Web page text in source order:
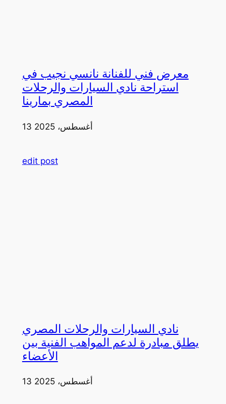
معرض فني للفنانة نانسي نجيب في
استراحة نادي السيارات والرحلات
المصري بمارينا
13 أغسطس، 2025
edit post
نادي السيارات والرحلات المصري
يطلق مبادرة لدعم المواهب الفنية بين
الأعضاء
13 أغسطس، 2025